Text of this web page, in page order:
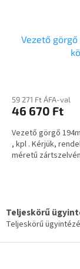
Vezető
59 271 Ft ÁFA-val
46 670 Ft
Vezető görgő
, kpl . Kérjük,
méretű
Teljeskörű
Teljeskörű